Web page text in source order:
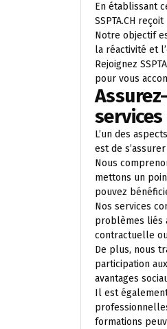
En établissant
SSPTA.CH
Notre objectif
la réactivité et
Rejoignez
pour vous
L’un des
est de
Nous
mettons un
pouvez
Nos services
problèmes liés
contractuelle
De plus, nous
participation
avantages
Il est
formations